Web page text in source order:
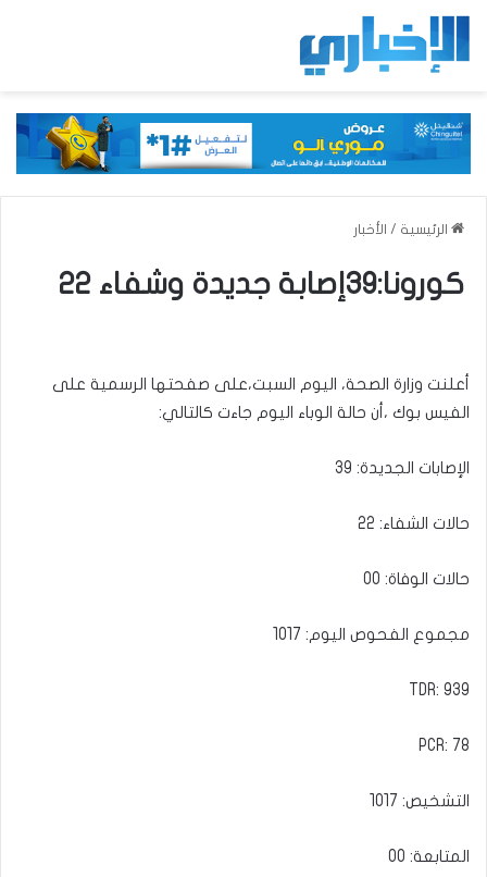
الرئيسية / الأخبار
كورونا:39إصابة جديدة وشفاء 22
أعلنت وزارة الصحة، اليوم السبت،على صفحتها الرسمية على
الفيس بوك ،أن حالة الوباء اليوم جاءت كالتالي:
الإصابات الجديدة: 39
حالات الشفاء: 22
حالات الوفاة: 00
مجموع الفحوص اليوم: 1017
TDR: 939
PCR: 78
التشخيص: 1017
المتابعة: 00